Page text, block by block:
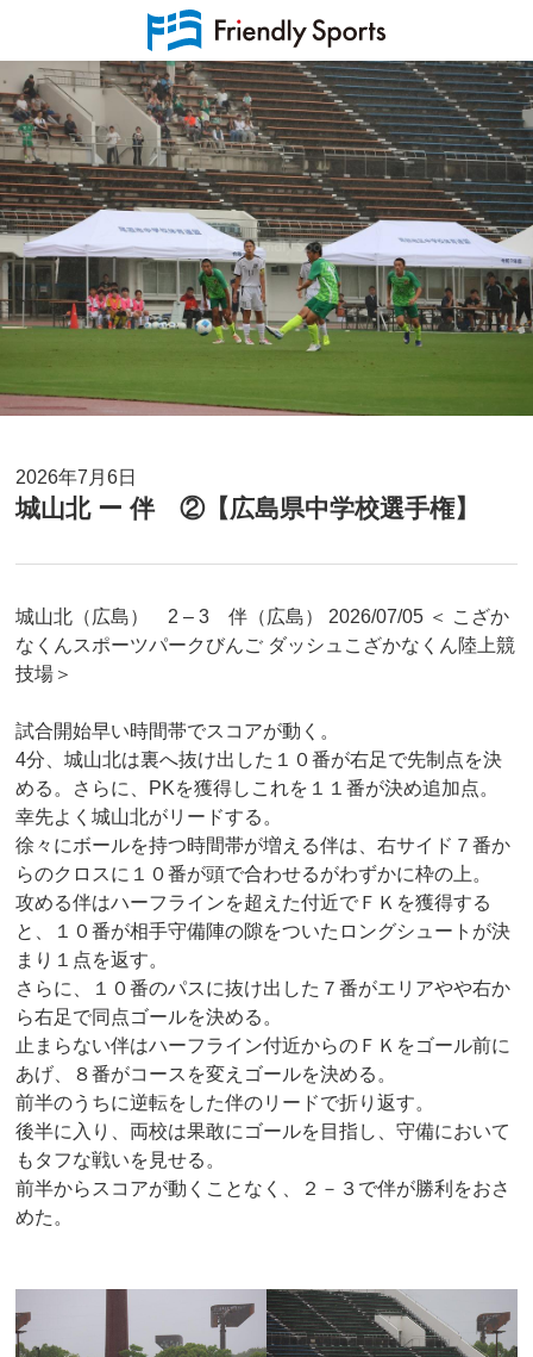
2026年7月6日
城山北 ー 伴 ②【広島県中学校選手権】
城山北（広島） 2 – 3 伴（広島） 2026/07/05 ＜ こざか
なくんスポーツパークびんご ダッシュこざかなくん陸上競
技場＞
試合開始早い時間帯でスコアが動く。
4分、城山北は裏へ抜け出した１０番が右足で先制点を決
める。さらに、PKを獲得しこれを１１番が決め追加点。
幸先よく城山北がリードする。
徐々にボールを持つ時間帯が増える伴は、右サイド７番か
らのクロスに１０番が頭で合わせるがわずかに枠の上。
攻める伴はハーフラインを超えた付近でＦＫを獲得する
と、１０番が相手守備陣の隙をついたロングシュートが決
まり１点を返す。
さらに、１０番のパスに抜け出した７番がエリアやや右か
ら右足で同点ゴールを決める。
止まらない伴はハーフライン付近からのＦＫをゴール前に
あげ、８番がコースを変えゴールを決める。
前半のうちに逆転をした伴のリードで折り返す。
後半に入り、両校は果敢にゴールを目指し、守備において
もタフな戦いを見せる。
前半からスコアが動くことなく、２－３で伴が勝利をおさ
めた。